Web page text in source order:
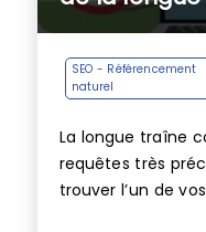
SEO - Référencement
naturel
La longue traîne
requêtes très
trouver l’un de